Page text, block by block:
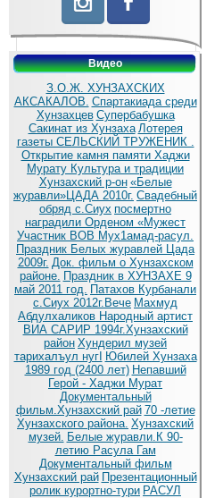
Видео
З.О.Ж. ХУНЗАХСКИХ
АКСАКАЛОВ. Спартакиада среди
Хунзахцев Супербабушка
Сакинат из Хунзаха Лотерея
газеты СЕЛЬСКИЙ ТРУЖЕНИК .
Открытие камня памяти Хаджи
Мурату Культура и традиции
Хунзахский р-он «Белые
журавли»ЦАДА 2010г. Cвадебный
обряд c.Сиух посмертно
наградили Орденом «Мужест
Участник ВОВ Мух1амад-расул.
Праздник Белых журавлей Цада
2009г. Док. фильм о Хунзахском
районе. Праздник в ХУНЗАХЕ 9
май 2011 год. Патахов Курбанали
с.Сиух 2012г.Вече Махмуд
Абдулхаликов Народный артист
ВИА САРИР 1994г.Хунзахский
район Хундерил музей
тарихалъул нугI Юбилей Хунзаха
1989 год (2400 лет) Непавший
Герой - Хаджи Мурат
Документальный
фильм.Хунзахский рай 70 -летие
Хунзахского района. Хунзахский
музей. Белые журавли.К 90-
летию Расула Гам
Документальный фильм
Хунзахский рай Презентационный
ролик курортно-тури РАСУЛ